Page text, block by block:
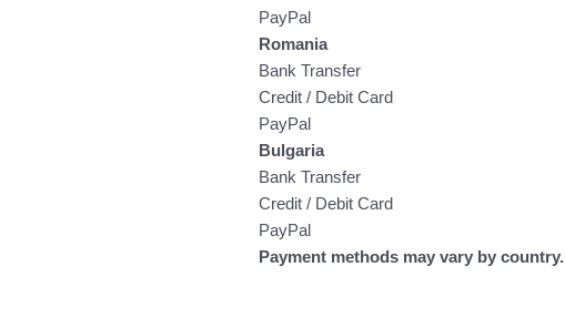
PayPal
Romania
Bank Transfer
Credit / Debit Card
PayPal
Bulgaria
Bank Transfer
Credit / Debit Card
PayPal
Payment methods may vary by country.